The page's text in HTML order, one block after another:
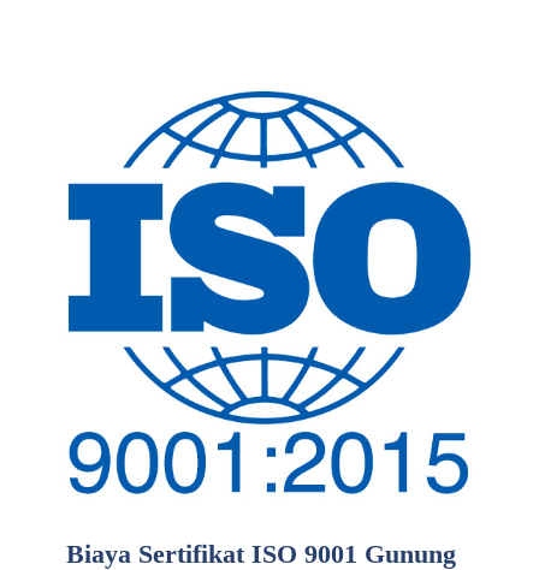
Biaya Sertifikat ISO 9001 Gunung